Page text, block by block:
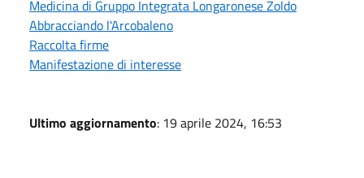
Medicina di Gruppo Integrata Longaronese Zoldo
Abbracciando l'Arcobaleno
Raccolta firme
Manifestazione di interesse
Ultimo aggiornamento: 19 aprile 2024, 16:53